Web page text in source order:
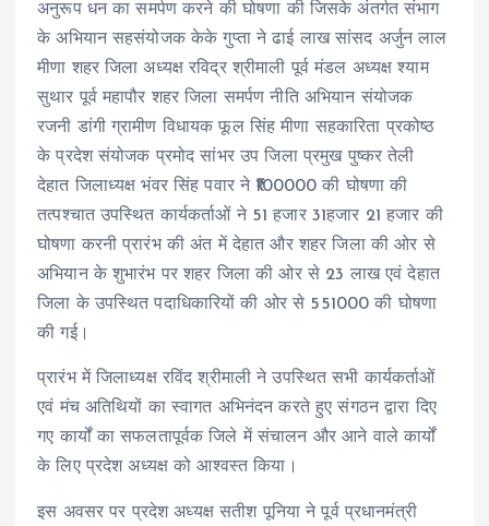
अनुरूप धन का समर्पण करने की घोषणा की जिसके अंतर्गत संभाग
के अभियान सहसंयोजक केके गुप्ता ने ढाई लाख सांसद अर्जुन लाल
मीणा शहर जिला अध्यक्ष रविद्र श्रीमाली पूर्व मंडल अध्यक्ष श्याम
सुथार पूर्व महापौर शहर जिला समर्पण नीति अभियान संयोजक
रजनी डांगी ग्रामीण विधायक फूल सिंह मीणा सहकारिता प्रकोष्ठ
के प्रदेश संयोजक प्रमोद सांभर उप जिला प्रमुख पुष्कर तेली
देहात जिलाध्यक्ष भंवर सिंह पवार ने ₹100000 की घोषणा की
तत्पश्चात उपस्थित कार्यकर्ताओं ने 51 हजार 31हजार 21 हजार की
घोषणा करनी प्रारंभ की अंत में देहात और शहर जिला की ओर से
अभियान के शुभारंभ पर शहर जिला की ओर से 23 लाख एवं देहात
जिला के उपस्थित पदाधिकारियों की ओर से 551000 की घोषणा
की गई।
प्रारंभ में जिलाध्यक्ष रविंद श्रीमाली ने उपस्थित सभी कार्यकर्ताओं
एवं मंच अतिथियों का स्वागत अभिनंदन करते हुए संगठन द्वारा दिए
गए कार्यों का सफलतापूर्वक जिले में संचालन और आने वाले कार्यों
के लिए प्रदेश अध्यक्ष को आश्वस्त किया।
इस अवसर पर प्रदेश अध्यक्ष सतीश पूनिया ने पूर्व प्रधानमंत्री